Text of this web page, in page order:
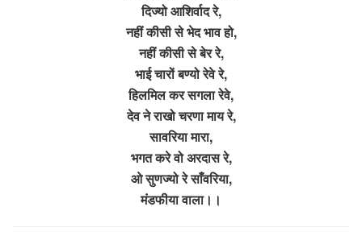
दिज्यो आशिर्वाद रे,
नहीं कीसी से भेद भाव हो,
नहीं कीसी से बेर रे,
भाई चारों बण्यो रेवे रे,
हिलमिल कर सगला रेवे,
देव ने राखो चरणा माय रे,
सावरिया मारा,
भगत करे वो अरदास रे,
ओ सुणज्यो रे साँवरिया,
मंडफीया वाला।।